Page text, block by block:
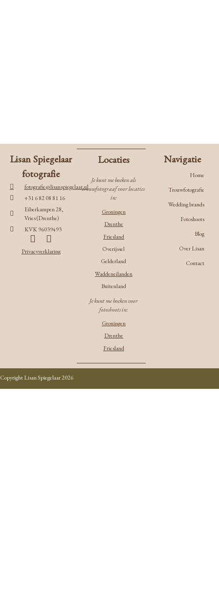
Lisan Spiegelaar
fotografie
fotografie@lisanspiegelaar.nl
+31 6 82 08 81 16
Eiberkampen 28,
Vries (Drenthe)
KVK 96039493
Privacyverklaring
Locaties
Je kunt me boeken als
trouwfotograaf voor locaties
in:
Groningen
Drenthe
Friesland
Overijssel
Gelderland
Waddeneilanden
Buitenland
Je kunt me boeken voor
fotoshoots in:
Groningen
Drenthe
Friesland
Navigatie
Home
Trouwfotografie
Wedding brands
Fotoshoots
Blog
Over Lisan
Contact
Copyright Lisan Spiegelaar 2026